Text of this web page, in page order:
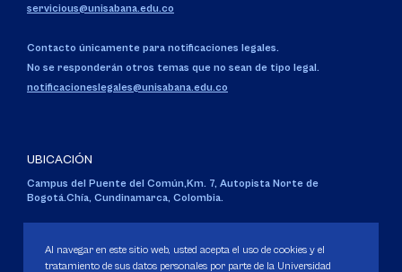
servicious@unisabana.edu.co
Contacto únicamente para notificaciones legales.
No se responderán otros temas que no sean de tipo legal.
notificacioneslegales@unisabana.edu.co
UBICACIÓN
Campus del Puente del Común,Km. 7, Autopista Norte de
Bogotá.Chía, Cundinamarca, Colombia.
Personería Jurídica:Resolución 130 del 14 de enero de 1980.
Ministerio de Educación Nacional.
Al navegar en este sitio web, usted acepta el uso de cookies y el
tratamiento de sus datos personales por parte de la Universidad